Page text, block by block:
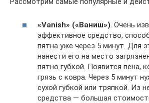
«Vanish» («Ваниш») . Очень
эффективное средство,
пятна уже через 5 минут. Для
нанести его на место
пятно губкой. Появится пена,
грязь с ковра. Через 5 минут
сухой губкой или тряпкой. Из
средства — большая